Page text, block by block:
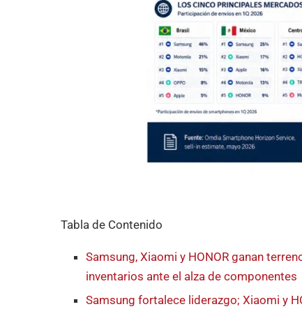
Tabla de Contenido
Samsung, Xiaomi y HONOR ganan
inventarios ante el alza de componentes
Samsung fortalece liderazgo; Xiaomi y